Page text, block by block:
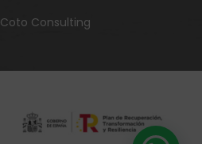
Coto Consulting